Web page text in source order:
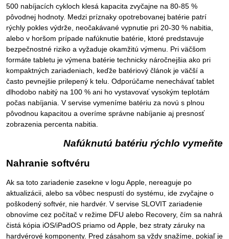
500 nabíjacích cykloch klesá kapacita zvyčajne na 80-85 %
pôvodnej hodnoty. Medzi príznaky opotrebovanej batérie patrí
rýchly pokles výdrže, neočakávané vypnutie pri 20-30 % nabitia,
alebo v horšom prípade nafúknutie batérie, ktoré predstavuje
bezpečnostné riziko a vyžaduje okamžitú výmenu. Pri väčšom
formáte tabletu je výmena batérie technicky náročnejšia ako pri
kompaktných zariadeniach, keďže batériový článok je väčší a
často pevnejšie prilepený k telu. Odporúčame nenechávať tablet
dlhodobo nabitý na 100 % ani ho vystavovať vysokým teplotám
počas nabíjania. V servise vymeníme batériu za novú s plnou
pôvodnou kapacitou a overíme správne nabíjanie aj presnosť
zobrazenia percenta nabitia.
Nafúknutú batériu rýchlo vymeňte
Nahranie softvéru
Ak sa toto zariadenie zasekne v logu Apple, nereaguje po
aktualizácii, alebo sa vôbec nespustí do systému, ide zvyčajne o
poškodený softvér, nie hardvér. V servise SLOVIT zariadenie
obnovíme cez počítač v režime DFU alebo Recovery, čím sa nahrá
čistá kópia iOS/iPadOS priamo od Apple, bez straty záruky na
hardvérové komponenty. Pred zásahom sa vždy snažíme, pokiaľ je